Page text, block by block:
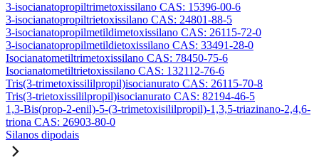
3-isocianatopropiltrimetoxissilano CAS: 15396-00-6
3-isocianatopropiltrietoxissilano CAS: 24801-88-5
3-isocianatopropilmetildimetoxissilano CAS: 26115-72-0
3-isocianatopropilmetildietoxissilano CAS: 33491-28-0
Isocianatometiltrimetoxissilano CAS: 78450-75-6
Isocianatometiltrietoxissilano CAS: 132112-76-6
Tris(3-trimetoxissililpropil)isocianurato CAS: 26115-70-8
Tris(3-trietoxissililpropil)isocianurato CAS: 82194-46-5
1,3-Bis(prop-2-enil)-5-(3-trimetoxisililpropil)-1,3,5-triazinano-2,4,6-
triona CAS: 26903-80-0
Silanos dipodais